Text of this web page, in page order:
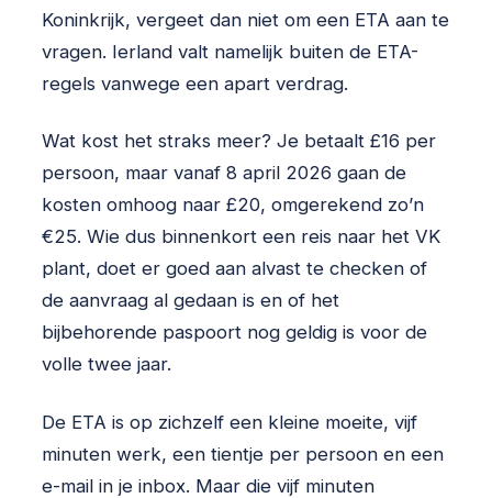
Koninkrijk, vergeet dan niet om een ETA aan te
vragen. Ierland valt namelijk buiten de ETA-
regels vanwege een apart verdrag.
Wat kost het straks meer? Je betaalt £16 per
persoon, maar vanaf 8 april 2026 gaan de
kosten omhoog naar £20, omgerekend zo’n
€25. Wie dus binnenkort een reis naar het VK
plant, doet er goed aan alvast te checken of
de aanvraag al gedaan is en of het
bijbehorende paspoort nog geldig is voor de
volle twee jaar.
De ETA is op zichzelf een kleine moeite, vijf
minuten werk, een tientje per persoon en een
e-mail in je inbox. Maar die vijf minuten